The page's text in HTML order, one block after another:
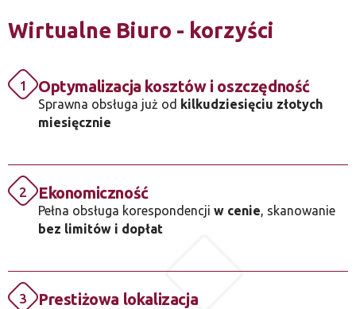
Wirtualne Biuro - korzyści
1 Optymalizacja kosztów i oszczędność
Sprawna obsługa już od kilkudziesięciu złotych
miesięcznie
2 Ekonomiczność
Pełna obsługa korespondencji w cenie, skanowanie
bez limitów i dopłat
3 Prestiżowa lokalizacja